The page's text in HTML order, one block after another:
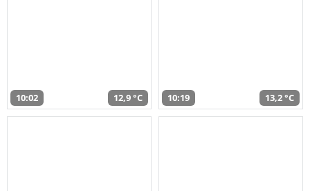
10:02 12,9 °C 10:19 13,2 °C